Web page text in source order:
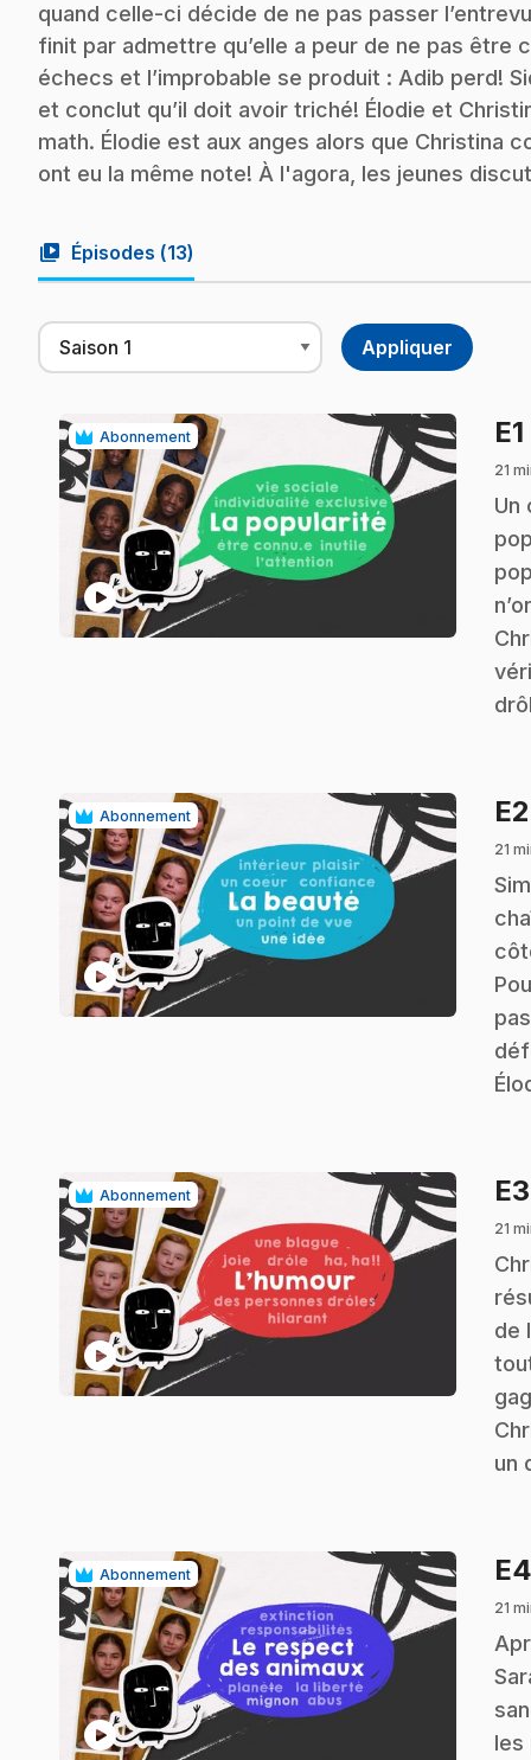
quand celle-ci décide de ne pas passer
finit par admettre qu’elle a peur de ne pas être
échecs et l’improbable se produit : Adib perd!
et conclut qu’il doit avoir triché! Élodie et
math. Élodie est aux anges alors que Christina
ont eu la même note! À l'agora, les jeunes
video_library Épisodes (13)
Abonnement
play_circle
E1
21
.Un
Abonnement
play_circle
E2
21
.
Abonnement
play_circle
E3
21
.
de
un
Abonnement
play_circle
E4
21
.
les